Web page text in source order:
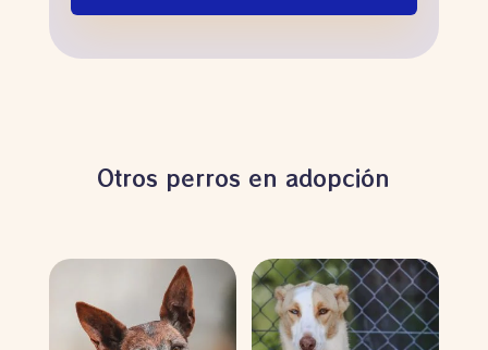
Otros perros en adopción